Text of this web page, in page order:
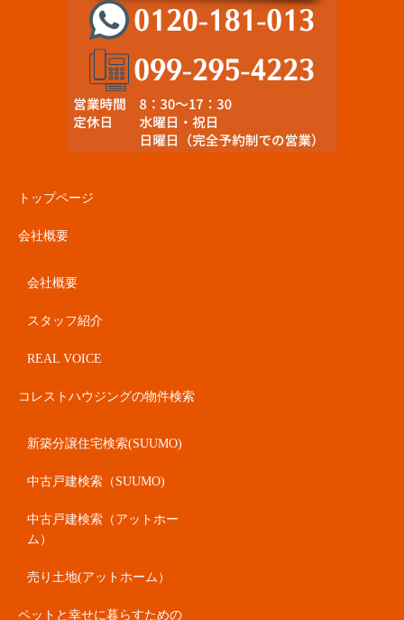
トップページ
会社概要
会社概要
スタッフ紹介
REAL VOICE
コレストハウジングの物件検索
新築分譲住宅検索(SUUMO)
中古戸建検索（SUUMO)
中古戸建検索（アットホー
ム）
売り土地(アットホーム）
ペットと幸せに暮らすための